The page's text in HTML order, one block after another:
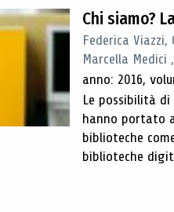
Chi siamo?
Federica
Marcella Medici
anno: 2016,
Le possibilità
hanno portato
biblioteche
biblioteche